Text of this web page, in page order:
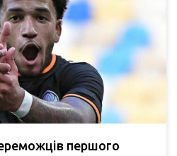
першого